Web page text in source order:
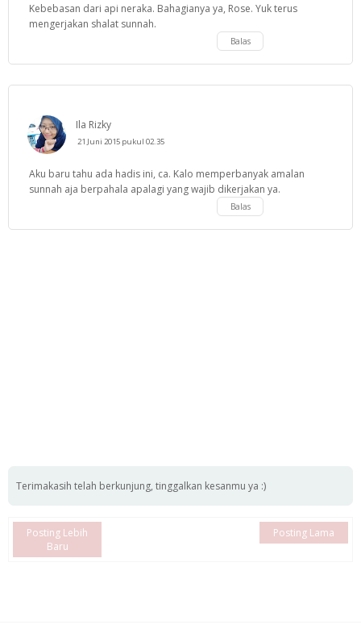
Kebebasan dari api neraka. Bahagianya ya, Rose. Yuk terus
mengerjakan shalat sunnah.
Balas
Ila Rizky
21 Juni 2015 pukul 02.35
Aku baru tahu ada hadis ini, ca. Kalo memperbanyak amalan
sunnah aja berpahala apalagi yang wajib dikerjakan ya.
Balas
Terimakasih telah berkunjung, tinggalkan kesanmu ya :)
Posting Lebih
Baru
Posting Lama